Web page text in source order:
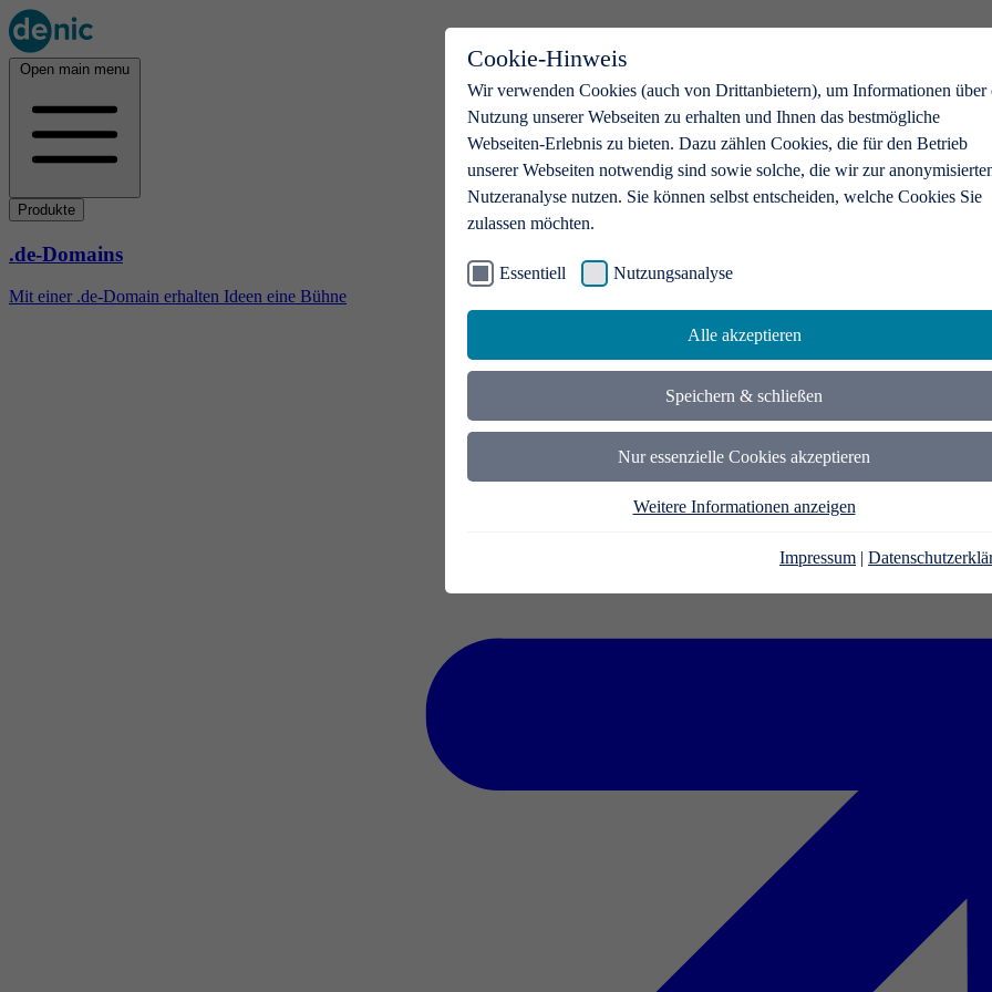
Cookie-Hinweis
Wir verwenden Cookies (auch von Drittanbietern), um Informationen über
Nutzung unserer Webseiten zu erhalten und Ihnen das bestmögliche
Webseiten-Erlebnis zu bieten. Dazu zählen Cookies, die für den Betrieb
unserer Webseiten notwendig sind sowie solche, die wir zur
Nutzeranalyse nutzen. Sie können selbst entscheiden, welche Cookies Sie
zulassen möchten.
Essentiell Nutzungsanalyse
Alle akzeptieren
Speichern & schließen
Nur essenzielle Cookies akzeptieren
Weitere Informationen anzeigen
Impressum |
Open main menu
Produkte
.de-Domains
Mit einer .de-Domain erhalten Ideen eine Bühne